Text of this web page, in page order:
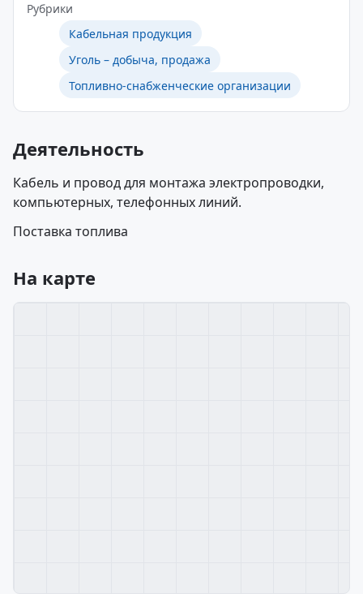
Рубрики
Кабельная продукция
Уголь – добыча, продажа
Топливно-снабженческие организации
Деятельность
Кабель и провод для монтажа электропроводки,
компьютерных, телефонных линий.
Поставка топлива
На карте